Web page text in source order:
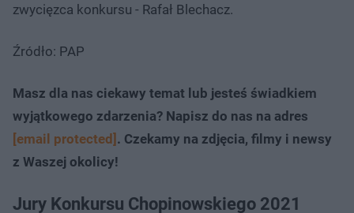
zwycięzca konkursu - Rafał Blechacz.
Źródło: PAP
Masz dla nas ciekawy temat lub jesteś świadkiem
wyjątkowego zdarzenia? Napisz do nas na adres
[email protected] . Czekamy na zdjęcia, filmy i newsy
z Waszej okolicy!
Jury Konkursu Chopinowskiego 2021